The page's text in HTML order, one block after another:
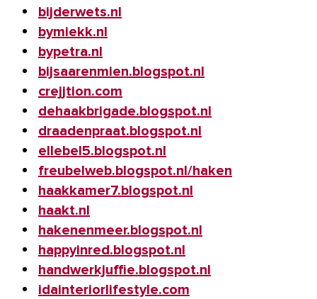
bijderwets.nl
bymiekk.nl
bypetra.nl
bijsaarenmien.blogspot.nl
crejjtion.com
dehaakbrigade.blogspot.nl
draadenpraat.blogspot.nl
ellebel5.blogspot.nl
freubelweb.blogspot.nl/haken
haakkamer7.blogspot.nl
haakt.nl
hakenenmeer.blogspot.nl
happyinred.blogspot.nl
handwerkjuffie.blogspot.nl
idainteriorlifestyle.com